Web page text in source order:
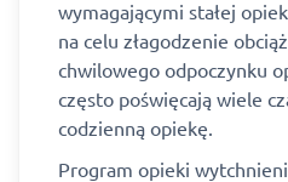
wymagającymi stałej
na celu złagodzenie
chwilowego odpoczynku
często poświęcają wiele
codzienną opiekę.
Program opieki